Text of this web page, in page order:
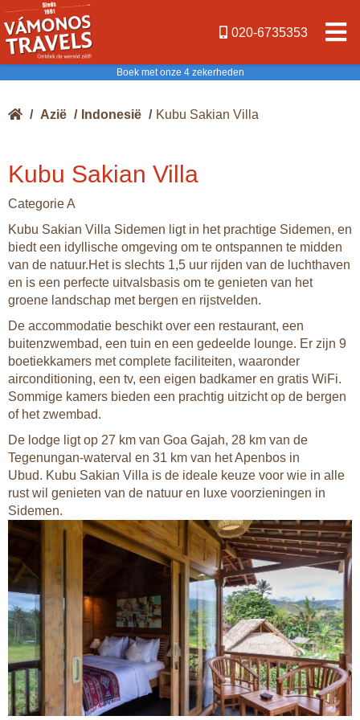
020-6735353
Boek met onze 4 zekerheden
/ Azië / Indonesië / Kubu Sakian Villa
Kubu Sakian Villa
Categorie A
Kubu Sakian Villa Sidemen ligt in het prachtige Sidemen, en
biedt een idyllische omgeving om te ontspannen te midden
van de natuur.Het is slechts 1,5 uur rijden van de luchthaven
en is een perfecte uitvalsbasis om te genieten van het
groene landschap met bergen en rijstvelden.
De accommodatie beschikt over een restaurant, een
buitenzwembad, een tuin en een gedeelde lounge. Er zijn 9
boetiekkamers met complete faciliteiten, waaronder
airconditioning, een tv, een eigen badkamer en gratis WiFi.
Sommige kamers bieden een prachtig uitzicht op de bergen
of het zwembad.
De lodge ligt op 27 km van Goa Gajah, 28 km van de
Tegenungan-waterval en 31 km van het Apenbos in
Ubud. Kubu Sakian Villa is de ideale keuze voor wie in alle
rust wil genieten van de natuur en luxe voorzieningen in
Sidemen.